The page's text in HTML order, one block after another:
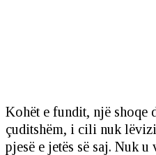
Kohët e fundit, një shoqe
çuditshëm, i cili nuk
pjesë e jetës së saj. Nuk